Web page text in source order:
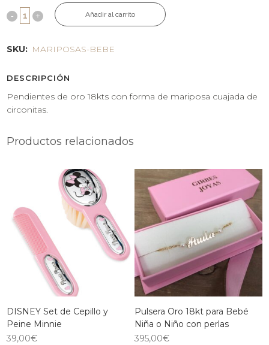
Añadir al carrito
SKU: MARIPOSAS-BEBE
DESCRIPCIÓN
Pendientes de oro 18kts con forma de mariposa cuajada de
circonitas.
Productos relacionados
DISNEY Set de Cepillo y
Peine Minnie
39,00€
Pulsera Oro 18kt para Bebé
Niña o Niño con perlas
395,00€